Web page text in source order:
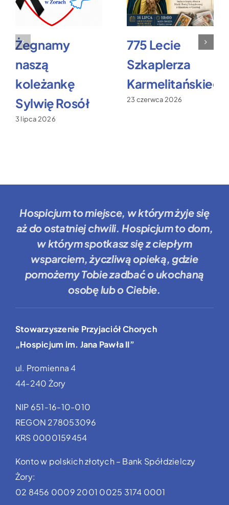
Żegnamy
naszą
koleżankę
Sylwię Rosół
3 lipca 2026
775 Lecie
Szkaplerza
Karmelitańskiego
23 czerwca 2026
Hospicjum to miejsce, w którym żyje się
aż do ostatniej chwili. Hospicjum to dom,
w którym spotkasz się z ciepłym
wsparciem, życzliwą opieką, gdzie
pomożemy Tobiezadbać o ukochaną
osobę lub o Ciebie.
Stowarzyszenie Przyjaciół Chorych
„Hospicjum im. Jana Pawła II”
ul. Promienna 4
44-240 Żory
NIP 651-16-10-010
REGON 278053096
KRS 0000159454
Konto w polskich złotych – Bank Spółdzielczy
Żory:
02 8456 0009 2001 0025 3174 0001